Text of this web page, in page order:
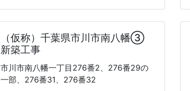
（仮称）千葉県市川市南八幡③
新築工事
市川市南八幡一丁目276番2、276番29の
一部、276番31、276番32